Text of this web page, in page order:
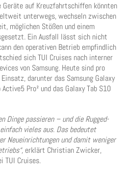
Geräte auf Kreuzfahrtschiffen könnten
unterwegs, wechseln zwischen
möglichen Stößen und einem
Ein Ausfall lässt sich nicht
den operativen Betrieb empfindlich
sich TUI Cruises nach interner
von Samsung. Heute sind pro
darunter das Samsung Galaxy
Pro² und das Galaxy Tab S10
Dinge passieren – und die Rugged-
vieles aus. Das bedeutet
Neueinrichtungen und damit weniger
erklärt Christian Zwicker,
TUI Cruises.